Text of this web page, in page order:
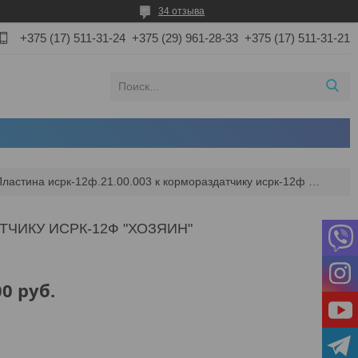
34 отзыва
+375 (17) 511-31-24 +375 (29) 961-28-33 +375 (17) 511-31-21
ИСРК-12Ф "ХОЗЯИН"
руб.